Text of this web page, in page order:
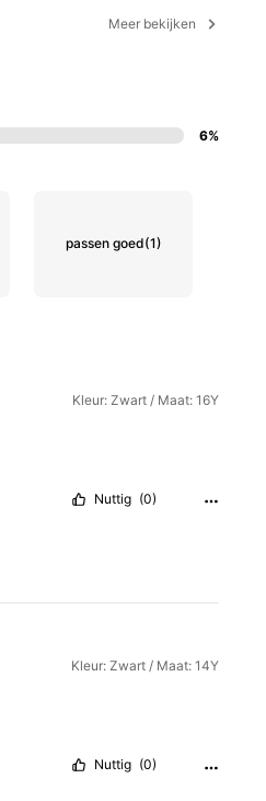
Meer bekijken
6%
passen goed(1)
Kleur: Zwart / Maat: 16Y
Nuttig (0)
Kleur: Zwart / Maat: 14Y
Nuttig (0)